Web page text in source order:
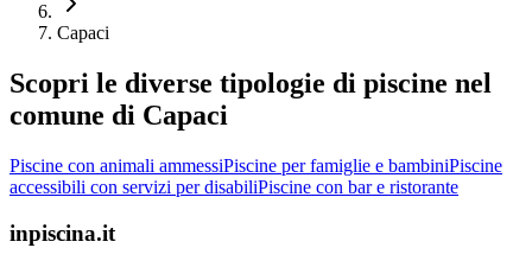
Capaci
Scopri le diverse tipologie di piscine nel
comune di Capaci
Piscine con animali ammessiPiscine per famiglie e bambiniPiscine
accessibili con servizi per disabiliPiscine con bar e ristorante
inpiscina.it